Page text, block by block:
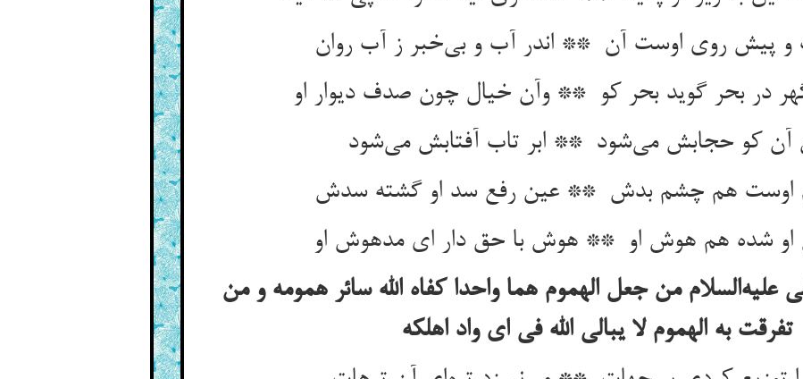
من جعل الهموم هما واحدا کفاه الله سائر همومه و من
تفرقت به الهموم لا یبالی الله فی ای واد اهلکه